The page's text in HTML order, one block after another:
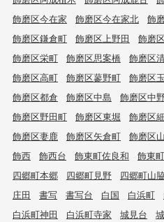
飾磨区今在家
飾磨区今在家北 飾
飾磨区鎌倉町
飾磨区上野田 飾磨
飾磨区栄町
飾磨区思案橋 飾磨区
飾磨区高町
飾磨区蓼野町 飾磨区
飾磨区都倉
飾磨区中島 飾磨区中
飾磨区野田町
飾磨区東堀 飾磨区
飾磨区妻鹿
飾磨区矢倉町 飾磨区
飾西
飾西台 飾東町佐良和 飾東
四郷町本郷
四郷町見野 四郷町山
庄田
書写 書写台 白国 白浜町
白浜町神田
白浜町寺家 城見台